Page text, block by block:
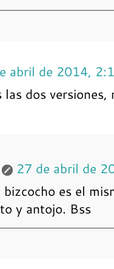
abril de 2014,
dos versiones,
27 de abril de
es el
y antojo. Bss